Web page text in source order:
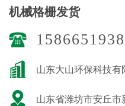
机械格栅发货
山东大山环保科技有
山东省潍坊市安丘